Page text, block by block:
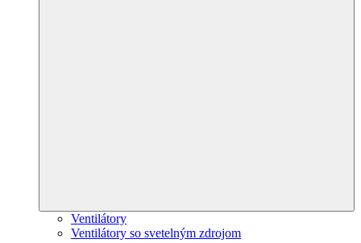
Ventilátory
Ventilátory so svetelným zdrojom